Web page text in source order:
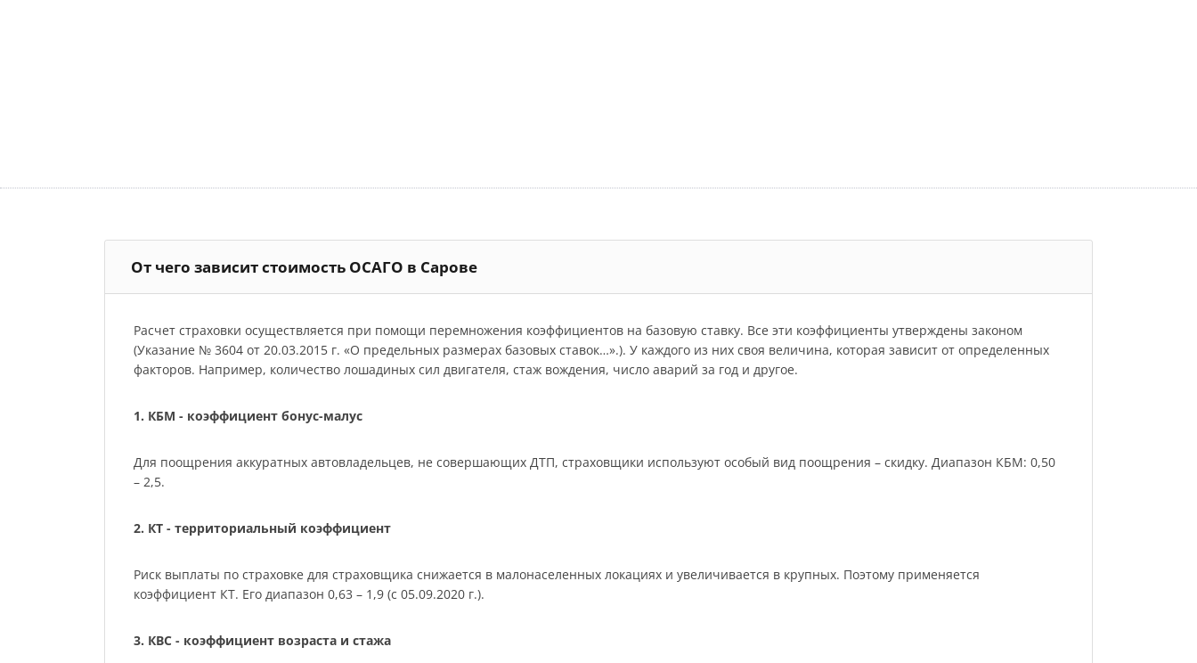
От чего зависит стоимость ОСАГО в Сарове
Расчет страховки осуществляется при помощи перемножения коэффициентов на базовую ставку. Все эти коэффициенты утверждены законом
(Указание № 3604 от 20.03.2015 г. «О предельных размерах базовых ставок…».). У каждого из них своя величина, которая зависит от определенных
факторов. Например, количество лошадиных сил двигателя, стаж вождения, число аварий за год и другое.
1. КБМ - коэффициент бонус-малус
Для поощрения аккуратных автовладельцев, не совершающих ДТП, страховщики используют особый вид поощрения – скидку. Диапазон КБМ: 0,50
– 2,5.
2. КТ - территориальный коэффициент
Риск выплаты по страховке для страховщика снижается в малонаселенных локациях и увеличивается в крупных. Поэтому применяется
коэффициент КТ. Его диапазон 0,63 – 1,9 (с 05.09.2020 г.).
3. КВС - коэффициент возраста и стажа